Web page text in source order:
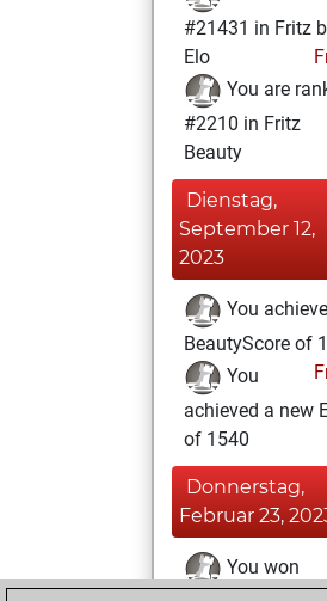
#21431 in Fritz
Elo
You are
#2210 in Fritz
Beauty
Dienstag,
September 12,
2023
You
BeautyScore of
You
achieved a new
of 1540
Donnerstag,
Februar 23,
You won